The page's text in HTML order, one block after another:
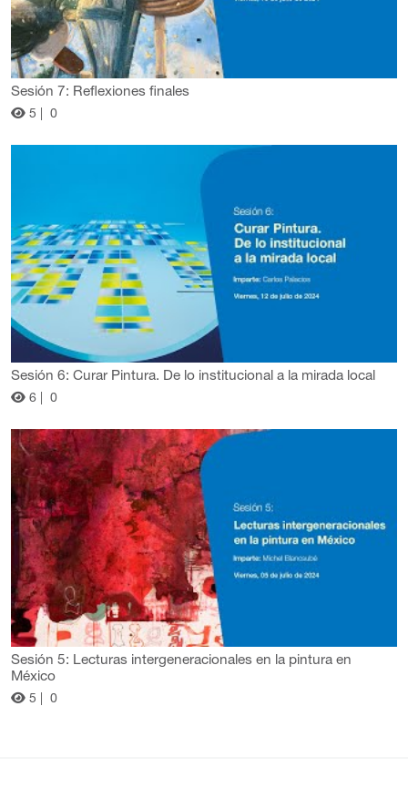
Sesión 7: Reflexiones finales
5 | 0
Sesión 6: Curar Pintura. De lo institucional a la mirada local
6 | 0
Sesión 5: Lecturas intergeneracionales en la pintura en
México
5 | 0